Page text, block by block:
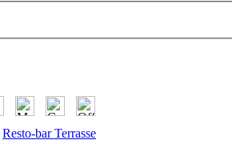
Resto-bar Terrasse